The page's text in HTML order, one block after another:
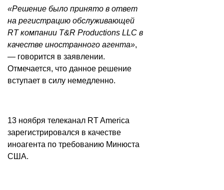
«Решение было принято в ответ
на регистрацию обслуживающей
RT компании T&R Productions LLC в
качестве иностранного агента»,
— говорится в заявлении.
Отмечается, что данное решение
вступает в силу немедленно.
13 ноября телеканал RT America
зарегистрировался в качестве
иноагента по требованию Минюста
США.